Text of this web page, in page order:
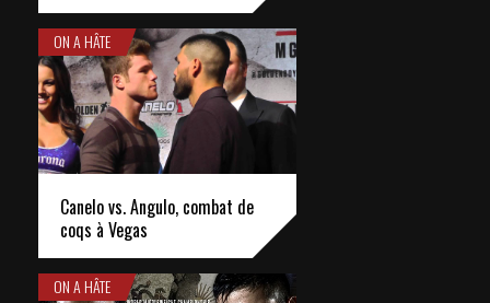
ON A HÂTE
Canelo vs. Angulo, combat de
coqs à Vegas
ON A HÂTE